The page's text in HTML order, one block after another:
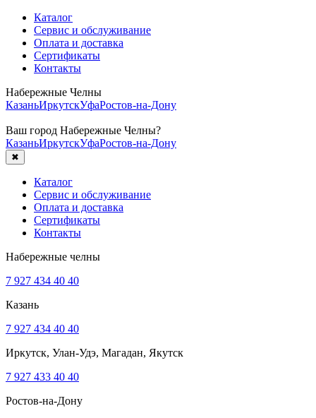
Каталог
Сервис и обслуживание
Оплата и доставка
Сертификаты
Контакты
Набережные Челны
КазаньИркутскУфаРостов-на-Дону
Ваш город Набережные Челны?
КазаньИркутскУфаРостов-на-Дону
✖
Каталог
Сервис и обслуживание
Оплата и доставка
Сертификаты
Контакты
Набережные челны
7 927 434 40 40
Казань
7 927 434 40 40
Иркутск, Улан-Удэ, Магадан, Якутск
7 927 433 40 40
Ростов-на-Дону